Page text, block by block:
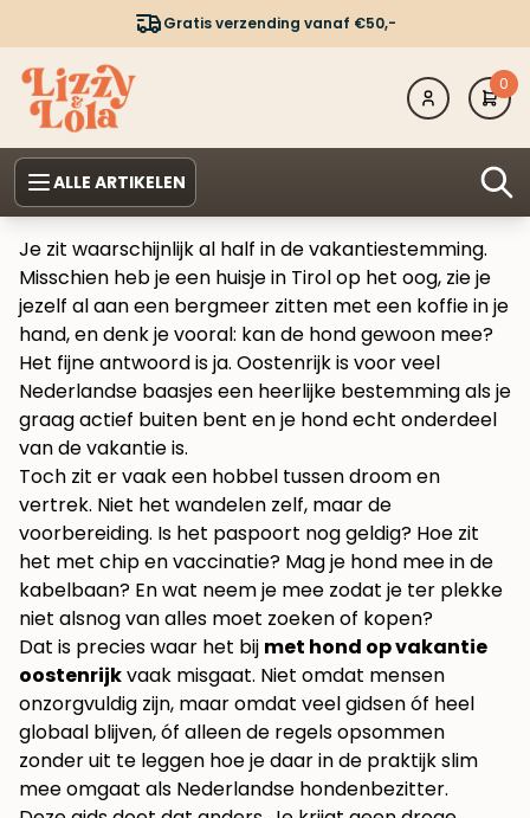
Gratis verzending vanaf €50,-
0
ALLE ARTIKELEN
Je zit waarschijnlijk al half in de vakantiestemming.
Misschien heb je een huisje in Tirol op het oog, zie je
jezelf al aan een bergmeer zitten met een koffie in je
hand, en denk je vooral: kan de hond gewoon mee?
Het fijne antwoord is ja. Oostenrijk is voor veel
Nederlandse baasjes een heerlijke bestemming als je
graag actief buiten bent en je hond echt onderdeel
van de vakantie is.
Toch zit er vaak een hobbel tussen droom en
vertrek. Niet het wandelen zelf, maar de
voorbereiding. Is het paspoort nog geldig? Hoe zit
het met chip en vaccinatie? Mag je hond mee in de
kabelbaan? En wat neem je mee zodat je ter plekke
niet alsnog van alles moet zoeken of kopen?
Dat is precies waar het bij met hond op vakantie
oostenrijkvaak misgaat. Niet omdat mensen
onzorgvuldig zijn, maar omdat veel gidsen óf heel
globaal blijven, óf alleen de regels opsommen
zonder uit te leggen hoe je daar in de praktijk slim
mee omgaat als Nederlandse hondenbezitter.